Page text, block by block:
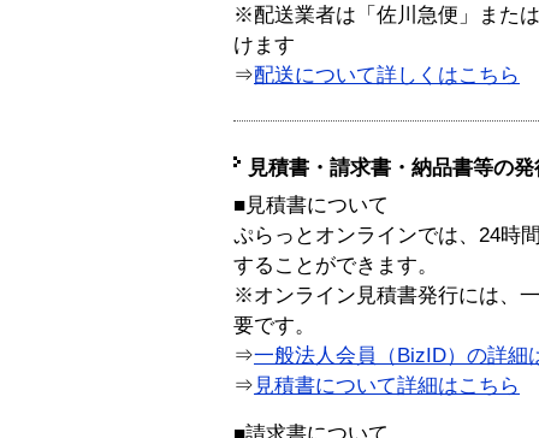
※配送業者は「佐川急便」また
けます
⇒配送について詳しくはこちら
見積書・請求書・納品書等の
■見積書について
ぷらっとオンラインでは、24時
することができます。
※オンライン見積書発行には、
要です。
⇒一般法人会員（BizID）の詳細
⇒ 見積書について詳細はこちら